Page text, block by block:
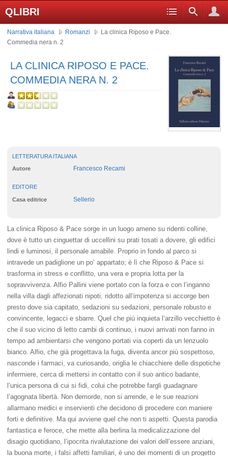
QLIBRI
Narrativa italiana Romanzi
La clinica Riposo e Pace.
Commedia nera n. 2
LA CLINICA RIPOSO E PACE.
COMMEDIA NERA N. 2
LETTERATURA ITALIANA
Autore Francesco Recami
EDITORE
Casa editrice Sellerio
La clinica Riposo & Pace sorge in un luogo ameno su ridenti colline,
dove è tutto un cinguettar di uccellini su prati tosati a dovere, gli edifici
lindi e luminosi, il personale amabile. Proprio in fondo al parco si
intravede un padiglione un po’ appartato; è lì che Riposo & Pace si
trasforma in stress e conflitto, una vera e propria lotta per la
sopravvivenza. Alfio Pallini viene portato con la forza e con l’inganno
nella villa dagli affezionati nipoti, ridotto all’impotenza si accorge ben
presto dove sia capitato, sedazioni su sedazioni, personale robusto e
convincente, legacci e sbarre. Quel che più inquieta l’arzillo vecchietto è
che il suo vicino di letto cambi di continuo, i nuovi arrivati non fanno in
tempo ad ambientarsi che vengono portati via coperti da un lenzuolo
bianco. Alfio, che già progettava la fuga, diventa ancor più sospettoso,
nasconde i farmaci, va curiosando, origlia le chiacchiere delle dispotiche
infermiere, cerca di mettersi in contatto con il suo antico badante,
l’unica persona di cui si fidi, colui che potrebbe fargli guadagnare
l’agognata libertà. Non demorde, non si arrende, e le sue reazioni
allarmano medici e inservienti che decidono di procedere con maniere
forti e definitive. Ma qui avviene quel che non ti aspetti. Questa parodia
fantastica e feroce, che mette alla berlina la medicalizzazione del
disagio quotidiano, l’ipocrita rivalutazione dei valori dell’essere anziani,
la buona morte, i falsi affetti familiari, è uno dei momenti di un progetto